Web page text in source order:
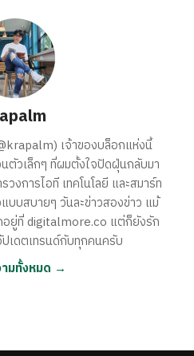
เจ้าของบล็อกแห่งนี้
วเล็กๆ ที่ผมตั้งใจปัดฝุ่นกลับมา
วงการไอที เทคโนโลยี และสมาร์ท
บบสบายๆ วันละข่าวสองข่าว แม้
อยู่ที่ digitalmore.co แต่ก็ยังรัก
เดตเทรนด์กับทุกคนครับ
มทั้งหมด →